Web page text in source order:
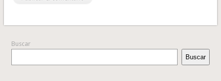
Buscar
Buscar